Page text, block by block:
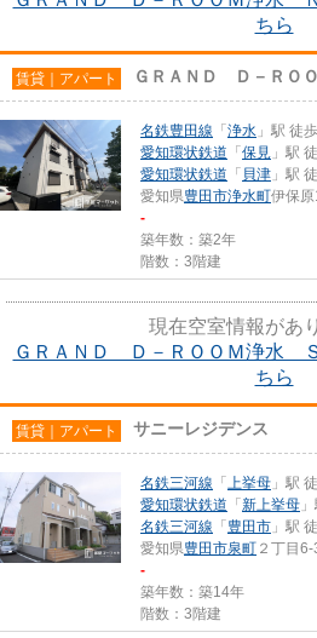
ちら
賃貸｜アパート ＧＲＡＮＤ Ｄ－ＲＯ
名鉄豊田線 「 浄水 」駅 徒
愛知環状鉄道 「 保見 」駅
愛知環状鉄道 「 貝津 」駅
愛知県豊田市浄水町伊保
-
築年数：築2年
階数：3階建
現在空室情報があ
ＧＲＡＮＤ Ｄ－ＲＯＯＭ浄水
ちら
賃貸｜アパート サニーレジデンス
名鉄三河線 「 上挙母 」駅
愛知環状鉄道 「 新上挙母
名鉄三河線 「 豊田市 」駅
愛知県豊田市泉町 ２丁目6-
-
築年数：築14年
階数：3階建